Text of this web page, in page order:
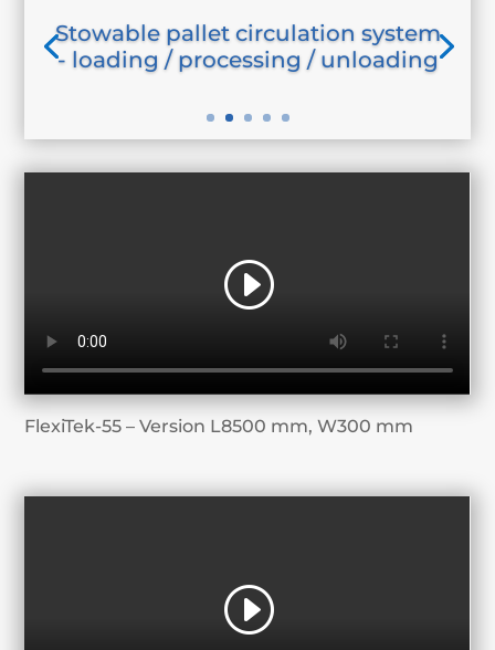
Stowable pallet circulation system
- loading / processing / unloading
FlexiTek-55 – Version L8500 mm, W300 mm